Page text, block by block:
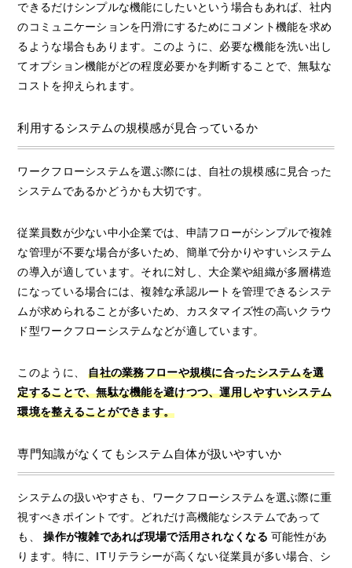
できるだけシンプルな機能にしたいという場合もあれば、社内
のコミュニケーションを円滑にするためにコメント機能を求め
るような場合もあります。このように、必要な機能を洗い出し
てオプション機能がどの程度必要かを判断することで、無駄な
コストを抑えられます。
利用するシステムの規模感が見合っているか
ワークフローシステムを選ぶ際には、自社の規模感に見合った
システムであるかどうかも大切です。
従業員数が少ない中小企業では、申請フローがシンプルで複雑
な管理が不要な場合が多いため、簡単で分かりやすいシステム
の導入が適しています。それに対し、大企業や組織が多層構造
になっている場合には、複雑な承認ルートを管理できるシステ
ムが求められることが多いため、カスタマイズ性の高いクラウ
ド型ワークフローシステムなどが適しています。
このように、自社の業務フローや規模に合ったシステムを選
定することで、無駄な機能を避けつつ、運用しやすいシステム
環境を整えることができます。
専門知識がなくてもシステム自体が扱いやすいか
システムの扱いやすさも、ワークフローシステムを選ぶ際に重
視すべきポイントです。どれだけ高機能なシステムであって
も、操作が複雑であれば現場で活用されなくなる可能性があ
ります。特に、ITリテラシーが高くない従業員が多い場合、シ